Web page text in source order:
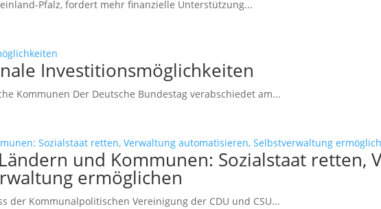
Pfalz, fordert mehr finanzielle Unterstützung...
Investitionsmöglichkeiten
Kommunen Der Deutsche Bundestag verabschiedet am...
und Kommunen: Sozialstaat retten,
ermöglichen
der Kommunalpolitischen Vereinigung der CDU und CSU...